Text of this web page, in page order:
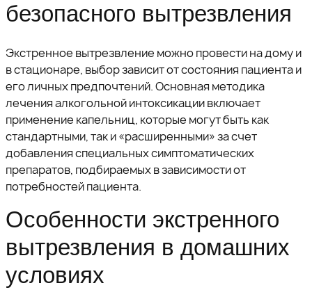
безопасного вытрезвления
Экстренное вытрезвление можно провести на дому и
в стационаре, выбор зависит от состояния пациента и
его личных предпочтений. Основная методика
лечения алкогольной интоксикации включает
применение капельниц, которые могут быть как
стандартными, так и «расширенными» за счет
добавления специальных симптоматических
препаратов, подбираемых в зависимости от
потребностей пациента.
Особенности экстренного
вытрезвления в домашних
условиях